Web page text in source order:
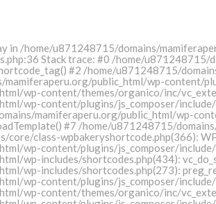
in /home/u871248715/domains/
Stack trace: #0 /home/
#2 /home/u871248715/
public_html/wp-content/
wp-content/themes/organico/inc/
wp-content/plugins/js_composer/
mamiferaperu.org/public_html/wp-
#7 /home/u871248715/
class-wpbakeryshortcode.php(366):
wp-content/plugins/js_composer/
wp-includes/shortcodes.php(434):
wp-includes/shortcodes.php(273):
wp-content/plugins/js_composer/
wp-content/themes/organico/inc/